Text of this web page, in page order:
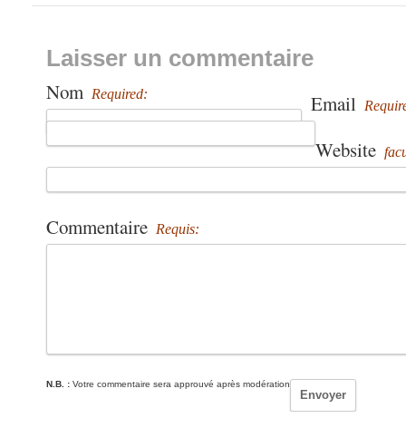
Laisser un commentaire
Nom Required: Email
Website
Commentaire Requis:
N.B. : Votre commentaire sera approuvé après modération